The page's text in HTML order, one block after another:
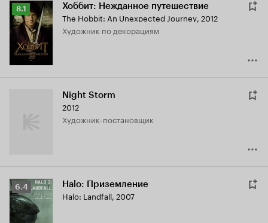
Рейтинг
Кинопоиска
8.1
8.1 Хоббит: Нежданное путешествие
The Hobbit: An Unexpected Journey, 2012
Художник по декорациям
Night Storm
2012
Художник-постановщик
Рейтинг
Кинопоиска
6.4
6.4 Halo: Приземление
Halo: Landfall, 2007